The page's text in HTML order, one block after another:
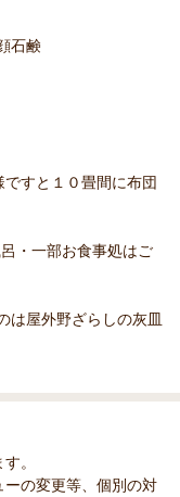
石鹸
すと１０畳間に布団
・一部お食事処はご
は屋外野ざらしの灰皿
。
の変更等、個別の対